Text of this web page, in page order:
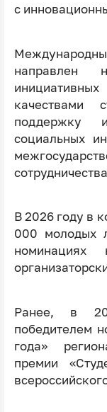
с
направлен
качествами
поддержку
социальных
В 2026 году в
000 молодых
номинациях
Ранее, в
победителем
года»
премии